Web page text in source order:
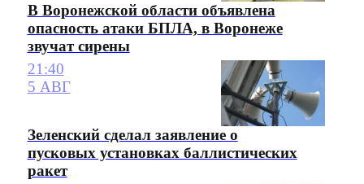
В Воронежской области объявлена
опасность атаки БПЛА, в Воронеже
звучат сирены
21:40
5 АВГ
Зеленский сделал заявление о
пусковых установках баллистических
ракет